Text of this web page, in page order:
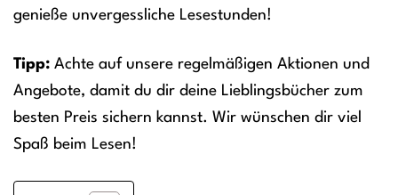
genieße unvergessliche Lesestunden!
Tipp: Achte auf unsere regelmäßigen Aktionen und
Angebote, damit du dir deine Lieblingsbücher zum
besten Preis sichern kannst. Wir wünschen dir viel
Spaß beim Lesen!